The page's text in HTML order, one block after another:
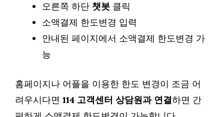
오른쪽 하단 챗봇 클릭
소액결제 한도변경 입력
안내된 페이지에서 소액결제 한도변경 가
능
홈페이지나 어플을 이용한 한도 변경이 조금 어
려우시다면 114 고객센터 상담원과 연결하면 간